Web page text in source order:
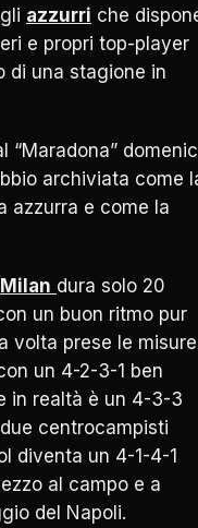
azzurri che
e propri top-player
di una stagione in
“Maradona”
archiviata come
azzurra e come la
Milan dura solo 20
un buon ritmo pur
volta prese le
un 4-2-3-1 ben
in realtà è un 4-3-3
centrocampisti
diventa un 4-1-4-1
al campo e a
del Napoli.